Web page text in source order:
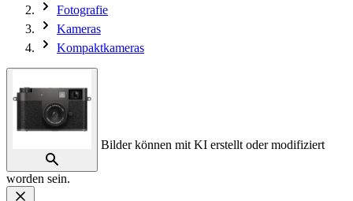
Fotografie
Kameras
Kompaktkameras
Bilder können mit KI erstellt oder modifiziert
worden sein.